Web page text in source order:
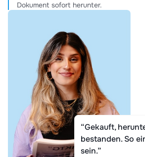
Dokument sofort herunter.
“Gekauft,
bestanden. So
sein.”